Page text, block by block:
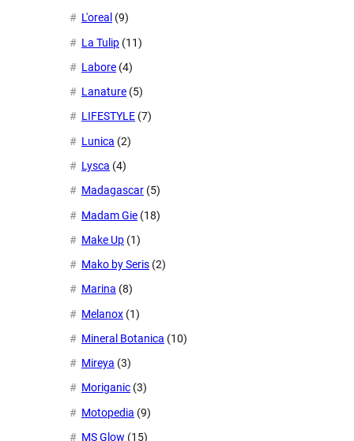
L'oreal (9)
La Tulip (11)
Labore (4)
Lanature (5)
LIFESTYLE (7)
Lunica (2)
Lysca (4)
Madagascar (5)
Madam Gie (18)
Make Up (1)
Mako by Seris (2)
Marina (8)
Melanox (1)
Mineral Botanica (10)
Mireya (3)
Moriganic (3)
Motopedia (9)
MS Glow (15)